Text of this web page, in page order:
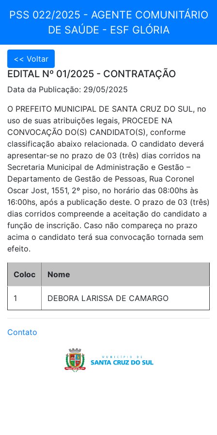
PSS 022/2025 - AGENTE COMUNITÁRIO
DE SAÚDE - ESF GLÓRIA
EDITAL Nº 01/2025 - CONTRATAÇÃO
Data da Publicação: 29/05/2025
O PREFEITO MUNICIPAL DE SANTA CRUZ DO SUL, no
uso de suas atribuições legais, PROCEDE NA
CONVOCAÇÃO DO(S) CANDIDATO(S), conforme
classificação abaixo relacionada. O candidato deverá
apresentar-se no prazo de 03 (três) dias corridos na
Secretaria Municipal de Administração e Gestão –
Departamento de Gestão de Pessoas, Rua Coronel
Oscar Jost, 1551, 2º piso, no horário das 08:00hs às
16:00hs, após a publicação deste. O prazo de 03 (três)
dias corridos compreende a aceitação do candidato a
função de inscrição. Caso não compareça no prazo
acima o candidato terá sua convocação tornada sem
efeito.
Coloc Nome
1 DEBORA LARISSA DE CAMARGO
Contato